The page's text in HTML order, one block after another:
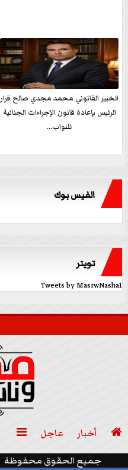
الخبير القانوني محمد مجدي صالح قرار
الرئيس بإعادة قانون الإجراءات الجنائية
للنواب...
الفيس بوك
تويتر
Tweets by MasrwNasha1
 أخبار عاجل

جميع الحقوق محفوظة